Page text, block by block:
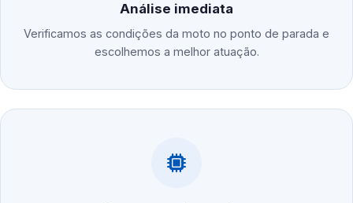
Análise imediata
Verificamos as condições da moto no ponto de parada e
escolhemos a melhor atuação.